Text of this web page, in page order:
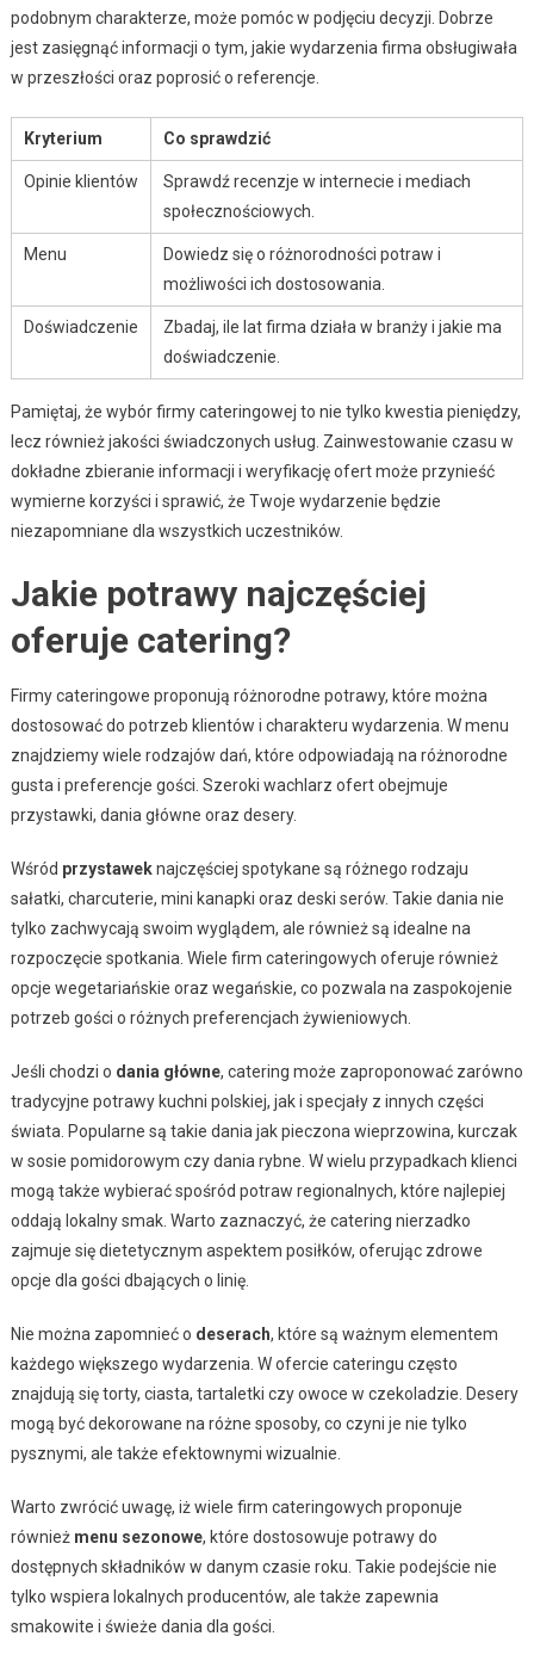
podobnym charakterze, może pomóc w podjęciu decyzji. Dobrze
jest zasięgnąć informacji o tym, jakie wydarzenia firma obsługiwała
w przeszłości oraz poprosić o referencje.
Kryterium Co sprawdzić
Opinie klientów
Sprawdź recenzje w internecie i mediach
społecznościowych.
Menu
Dowiedz się o różnorodności potraw i
możliwości ich dostosowania.
Doświadczenie
Zbadaj, ile lat firma działa w branży i jakie ma
doświadczenie.
Pamiętaj, że wybór firmy cateringowej to nie tylko kwestia pieniędzy,
lecz również jakości świadczonych usług. Zainwestowanie czasu w
dokładne zbieranie informacji i weryfikację ofert może przynieść
wymierne korzyści i sprawić, że Twoje wydarzenie będzie
niezapomniane dla wszystkich uczestników.
Jakie potrawy najczęściej
oferuje catering?
Firmy cateringowe proponują różnorodne potrawy, które można
dostosować do potrzeb klientów i charakteru wydarzenia. W menu
znajdziemy wiele rodzajów dań, które odpowiadają na różnorodne
gusta i preferencje gości. Szeroki wachlarz ofert obejmuje
przystawki, dania główne oraz desery.
Wśród przystaweknajczęściej spotykane są różnego rodzaju
sałatki, charcuterie, mini kanapki oraz deski serów. Takie dania nie
tylko zachwycają swoim wyglądem, ale również są idealne na
rozpoczęcie spotkania. Wiele firm cateringowych oferuje również
opcje wegetariańskie oraz wegańskie, co pozwala na zaspokojenie
potrzeb gości o różnych preferencjach żywieniowych.
Jeśli chodzi o dania główne, catering może zaproponować zarówno
tradycyjne potrawy kuchni polskiej, jak i specjały z innych części
świata. Popularne są takie dania jak pieczona wieprzowina, kurczak
w sosie pomidorowym czy dania rybne. W wielu przypadkach klienci
mogą także wybierać spośród potraw regionalnych, które najlepiej
oddają lokalny smak. Warto zaznaczyć, że catering nierzadko
zajmuje się dietetycznym aspektem posiłków, oferując zdrowe
opcje dla gości dbających o linię.
Nie można zapomnieć o deserach, które są ważnym elementem
każdego większego wydarzenia. W ofercie cateringu często
znajdują się torty, ciasta, tartaletki czy owoce w czekoladzie. Desery
mogą być dekorowane na różne sposoby, co czyni je nie tylko
pysznymi, ale także efektownymi wizualnie.
Warto zwrócić uwagę, iż wiele firm cateringowych proponuje
również menu sezonowe, które dostosowuje potrawy do
dostępnych składników w danym czasie roku. Takie podejście nie
tylko wspiera lokalnych producentów, ale także zapewnia
smakowite i świeże dania dla gości.